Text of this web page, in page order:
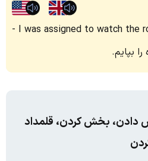
I was assigned to watch the
بپایم.
بخش کردن، قلمداد